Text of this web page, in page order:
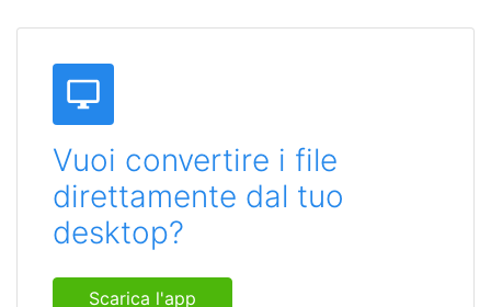
Vuoi convertire i file
direttamente dal tuo
desktop?
Scarica l'app